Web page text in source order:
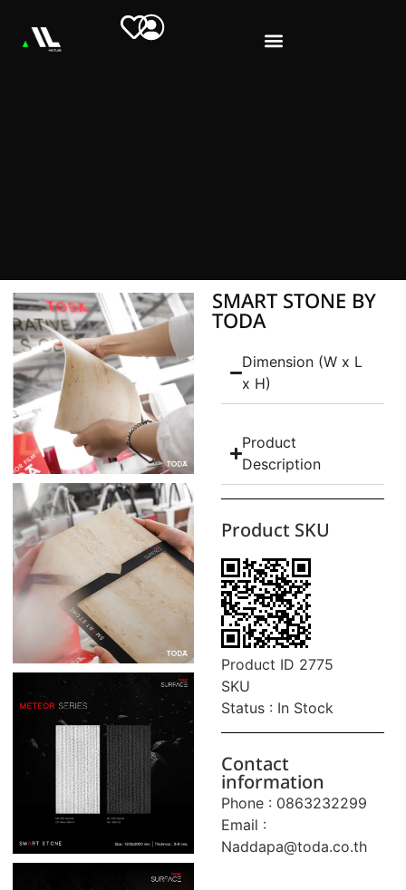
SMART STONE BY
TODA
Dimension (W x L
x H)
Product
Description
Product SKU
Product ID 2775
SKU
Status : In Stock
Contact
information
Phone : 0863232299
Email :
Naddapa@toda.co.th